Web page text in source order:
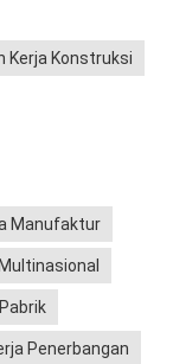
Kerja Konstruksi
Manufaktur
Penerbangan